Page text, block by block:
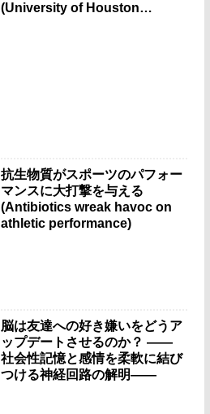
(University of Houston
抗生物質がスポーツのパフォー
マンスに大打撃を与える
(Antibiotics wreak havoc on
athletic performance)
脳は友達への好き嫌いをどうア
ップデートさせるのか？ ――
社会性記憶と感情を柔軟に結び
つける神経回路の解明――